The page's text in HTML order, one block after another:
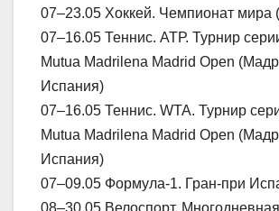
07–23.05 Хоккей. Чемпионат мира
07–16.05 Теннис. АТР. Турнир
Mutua Madrilena Madrid Open
Испания)
07–16.05 Теннис. WTA. Турнир
Mutua Madrilena Madrid Open
Испания)
07–09.05 Формула-1. Гран-при